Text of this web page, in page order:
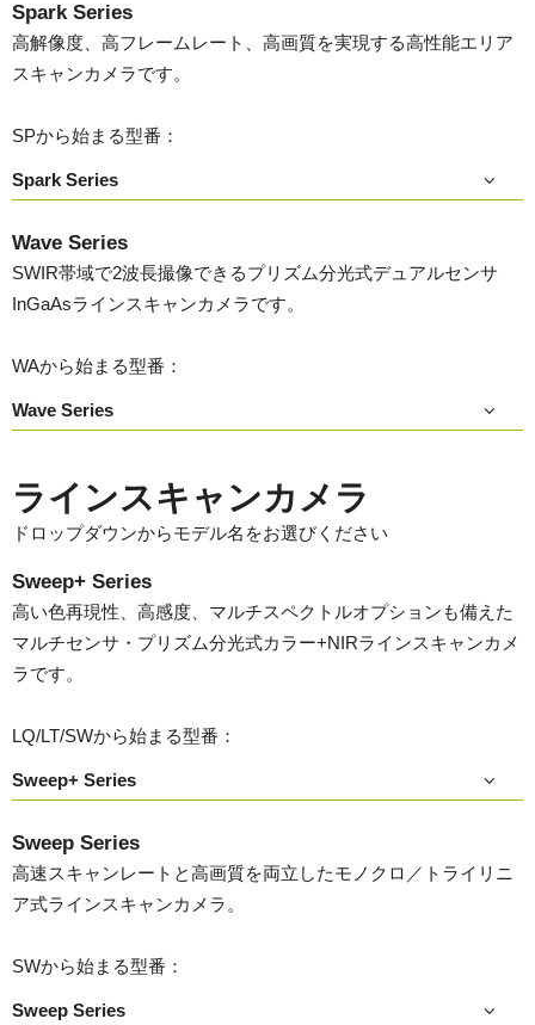
Spark Series
高解像度、高フレームレート、高画質を実現する高性能エリア
スキャンカメラです。
SPから始まる型番：
Spark Series
Wave Series
SWIR帯域で2波長撮像できるプリズム分光式デュアルセンサ
InGaAsラインスキャンカメラです。
WAから始まる型番：
Wave Series
ラインスキャンカメラ
ドロップダウンからモデル名をお選びください
Sweep+ Series
高い色再現性、高感度、マルチスペクトルオプションも備えた
マルチセンサ・プリズム分光式カラー+NIRラインスキャンカメ
ラです。
LQ/LT/SWから始まる型番：
Sweep+ Series
Sweep Series
高速スキャンレートと高画質を両立したモノクロ／トライリニ
ア式ラインスキャンカメラ。
SWから始まる型番：
Sweep Series